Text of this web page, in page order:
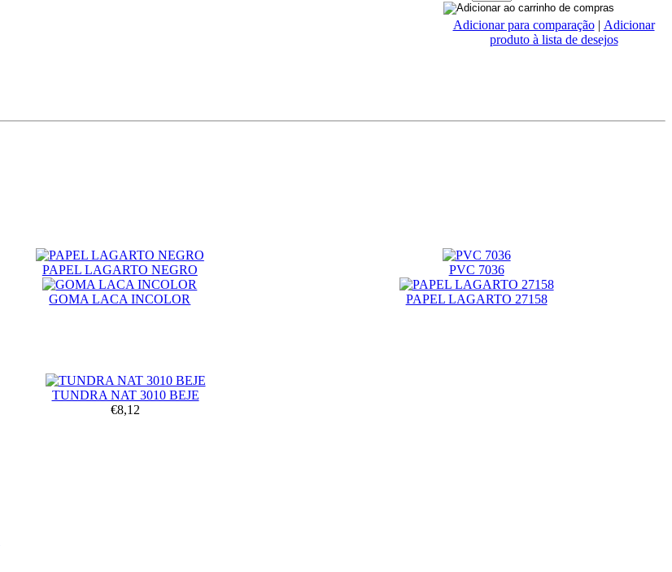
Adicionar para comparação | Adicionar
produto à lista de desejos
PAPEL LAGARTO NEGRO PVC 7036
GOMA LACA INCOLOR
PAPEL LAGARTO 27158
TUNDRA NAT 3010 BEJE
€8,12